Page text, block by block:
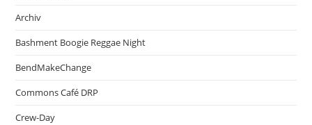
Archiv
Bashment Boogie Reggae Night
BendMakeChange
Commons Café DRP
Crew-Day